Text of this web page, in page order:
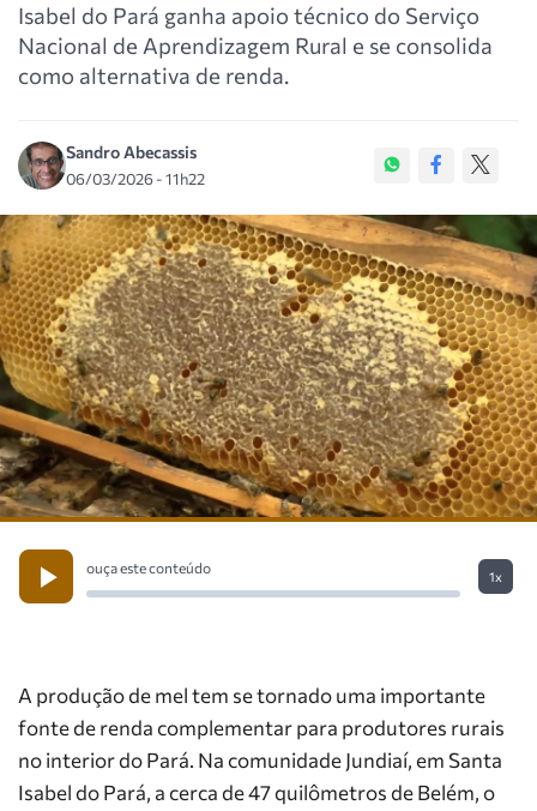
Isabel do Pará ganha apoio técnico do Serviço
Nacional de Aprendizagem Rural e se consolida
como alternativa de renda.
Sandro Abecassis
06/03/2026 - 11h22
ouça este conteúdo
1x
A produção de mel tem se tornado uma importante
fonte de renda complementar para produtores rurais
no interior do Pará. Na comunidade Jundiaí, em Santa
Isabel do Pará, a cerca de 47 quilômetros de Belém, o